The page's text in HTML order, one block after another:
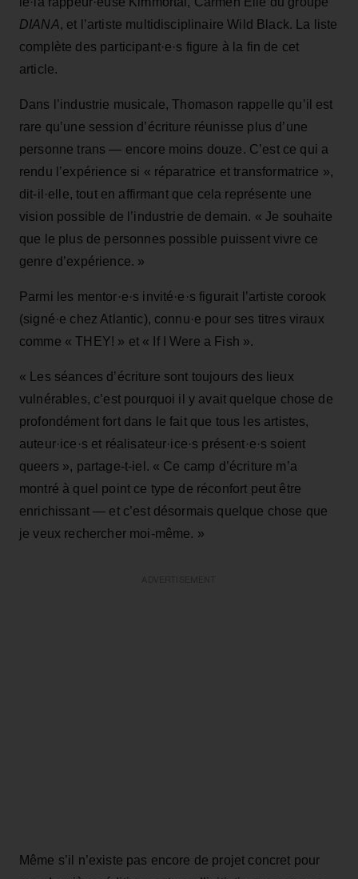
DIANA, et l’artiste multidisciplinaire Wild Black. La liste
complète des participant·e·s figure à la fin de cet
article.
Dans l’industrie musicale, Thomason rappelle qu’il est
rare qu’une session d’écriture réunisse plus d’une
personne trans — encore moins douze. C’est ce qui a
rendu l’expérience si « réparatrice et transformatrice »,
dit-il·elle, tout en affirmant que cela représente une
vision possible de l’industrie de demain. « Je souhaite
que le plus de personnes possible puissent vivre ce
genre d’expérience. »
Parmi les mentor·e·s invité·e·s figurait l’artiste corook
(signé·e chez Atlantic), connu·e pour ses titres viraux
comme « THEY! » et « If I Were a Fish ».
« Les séances d’écriture sont toujours des lieux
vulnérables, c’est pourquoi il y avait quelque chose de
profondément fort dans le fait que tous les artistes,
auteur·ice·s et réalisateur·ice·s présent·e·s soient
queers », partage-t-iel. « Ce camp d’écriture m’a
montré à quel point ce type de réconfort peut être
enrichissant — et c’est désormais quelque chose que
je veux rechercher moi-même. »
Même s’il n’existe pas encore de projet concret pour